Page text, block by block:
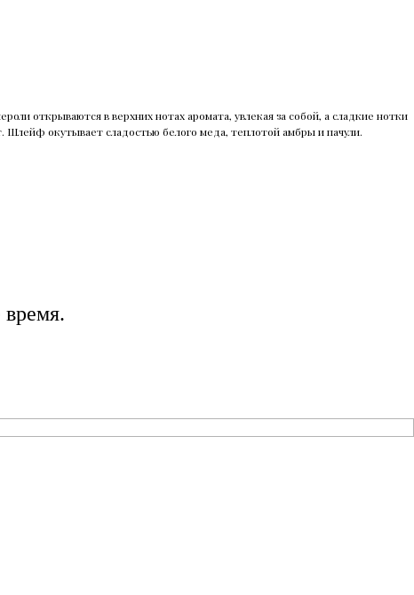
открываются в верхних нотах аромата, увлекая за собой, а сладкие нотки
окутывает сладостью белого меда, теплотой амбры и пачули.